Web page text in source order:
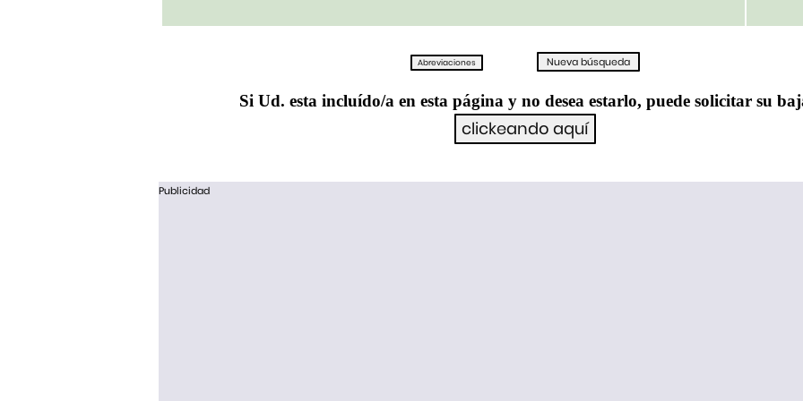
Si Ud. esta incluído/a en esta página y no desea estarlo, puede solicitar su
Publicidad